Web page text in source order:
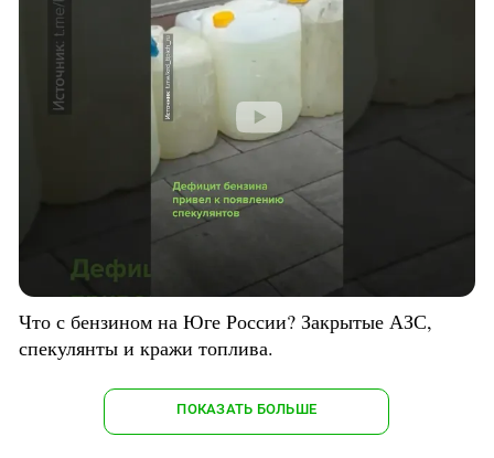
Что с бензином на Юге России? Закрытые АЗС,
спекулянты и кражи топлива.
ПОКАЗАТЬ БОЛЬШЕ